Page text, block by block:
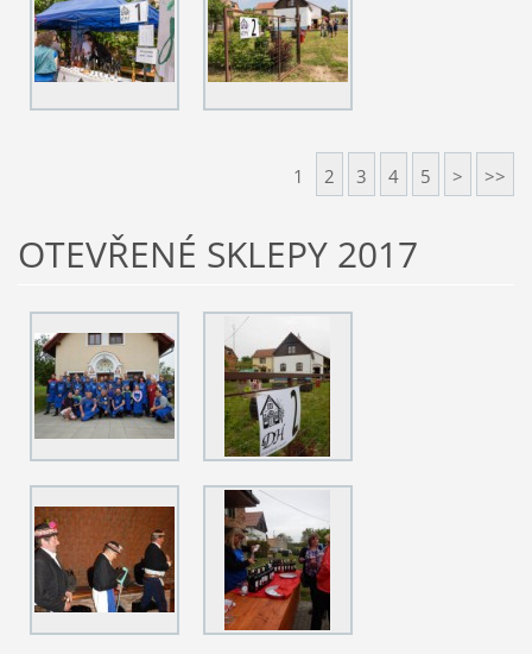
1 2 3 4 5 > >>
OTEVŘENÉ SKLEPY 2017